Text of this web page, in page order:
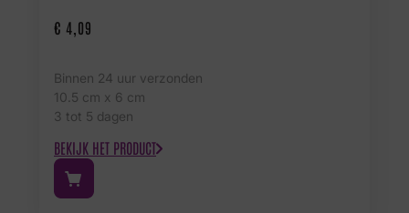
€ 4,09
Binnen 24 uur verzonden
10.5 cm x 6 cm
3 tot 5 dagen
BEKIJK HET PRODUCT